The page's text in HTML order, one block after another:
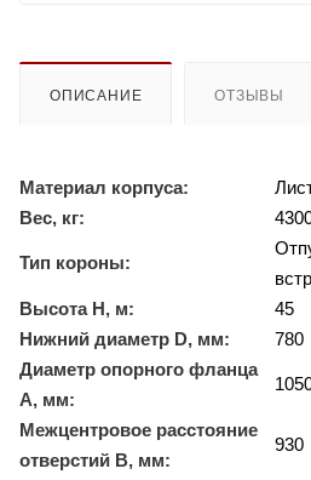
ОПИСАНИЕ ОТЗЫВЫ
Материал корпуса:
Вес, кг:
Тип короны:
Высота Н, м:
45
Нижний диаметр D, мм:
780
Диаметр опорного фланца
A, мм:
Межцентровое расстояние
отверстий B, мм:
930